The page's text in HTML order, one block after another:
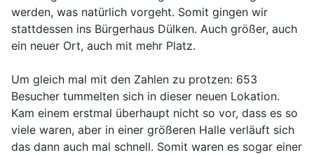
werden, was natürlich vorgeht. Somit gingen wir
stattdessen ins Bürgerhaus Dülken. Auch größer, auch
ein neuer Ort, auch mit mehr Platz.
Um gleich mal mit den Zahlen zu protzen: 653
Besucher tummelten sich in dieser neuen Lokation.
Kam einem erstmal überhaupt nicht so vor, dass es so
viele waren, aber in einer größeren Halle verläuft sich
das dann auch mal schnell. Somit waren es sogar einer